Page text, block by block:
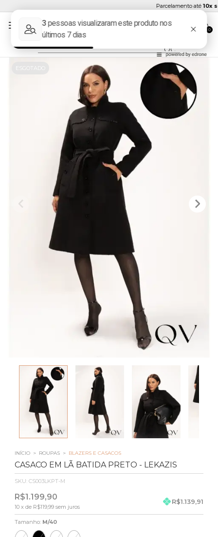
Parcelamento até10x
0
ESGOTADO
INÍCIO > ROUPAS > BLAZERS E CASACOS
CASACO EM LÃ BATIDA PRETO - LEKAZIS
SKU: CS003LKPT-M
R$1.199,90
10 x de R$119,99 sem juros
R$1.139,91
Tamanho: M/40